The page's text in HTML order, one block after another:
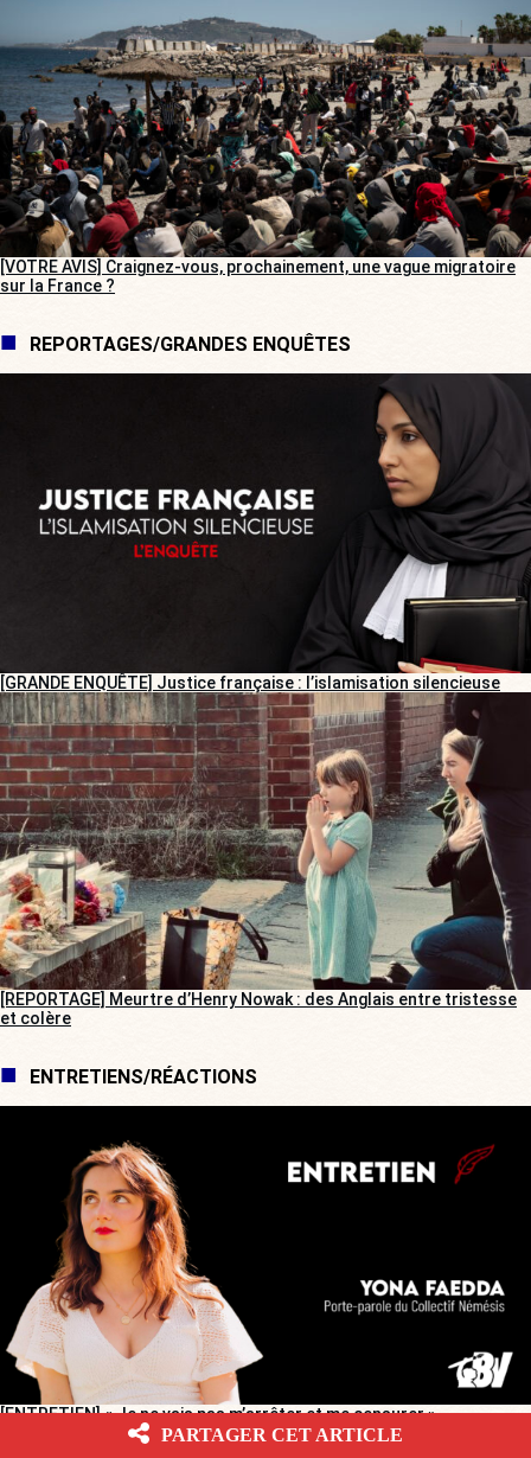
[VOTRE AVIS] Craignez-vous, prochainement, une vague migratoire
sur la France ?
REPORTAGES/GRANDES ENQUÊTES
[GRANDE ENQUÊTE] Justice française : l’islamisation silencieuse
[REPORTAGE] Meurtre d’Henry Nowak : des Anglais entre tristesse
et colère
ENTRETIENS/RÉACTIONS
[ENTRETIEN] « Je ne vais pas m’arrêter et me censurer »
PARTAGER CET ARTICLE